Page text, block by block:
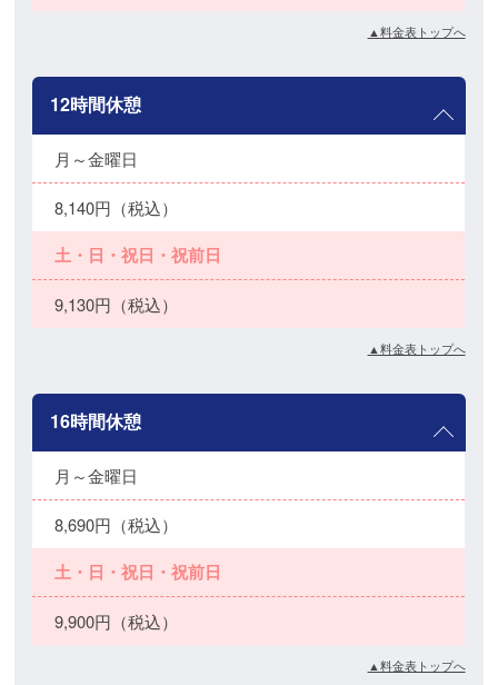
▲料金表トップへ
12時間休憩
月～金曜日
8,140円（税込）
土・日・祝日・祝前日
9,130円（税込）
▲料金表トップへ
16時間休憩
月～金曜日
8,690円（税込）
土・日・祝日・祝前日
9,900円（税込）
▲料金表トップへ